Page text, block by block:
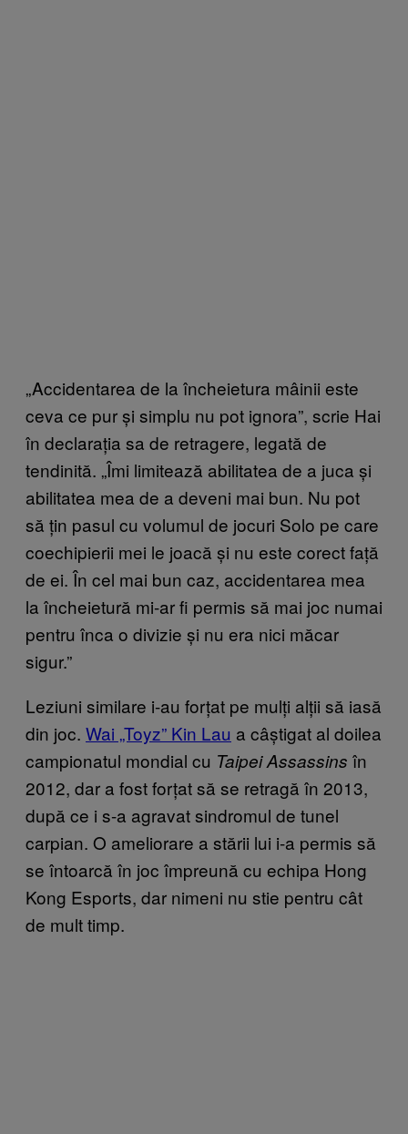
„Accidentarea de la încheietura mâinii este
ceva ce pur și simplu nu pot ignora”, scrie Hai
în declarația sa de retragere, legată de
tendinită. „Îmi limitează abilitatea de a juca și
abilitatea mea de a deveni mai bun. Nu pot
să țin pasul cu volumul de jocuri Solo pe care
coechipierii mei le joacă și nu este corect față
de ei. În cel mai bun caz, accidentarea mea
la încheietură mi-ar fi permis să mai joc numai
pentru înca o divizie și nu era nici măcar
sigur.”
Leziuni similare i-au forțat pe mulți alții să iasă
din joc. Wai „Toyz” Kin Lau a câștigat al doilea
campionatul mondial cu Taipei Assassins în
2012, dar a fost forțat să se retragă în 2013,
după ce i s-a agravat sindromul de tunel
carpian. O ameliorare a stării lui i-a permis să
se întoarcă în joc împreună cu echipa Hong
Kong Esports, dar nimeni nu stie pentru cât
de mult timp.